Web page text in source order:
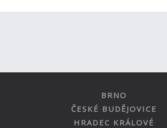
BRNO
ČESKÉ BUDĚJOVICE
HRADEC KRÁLOVÉ